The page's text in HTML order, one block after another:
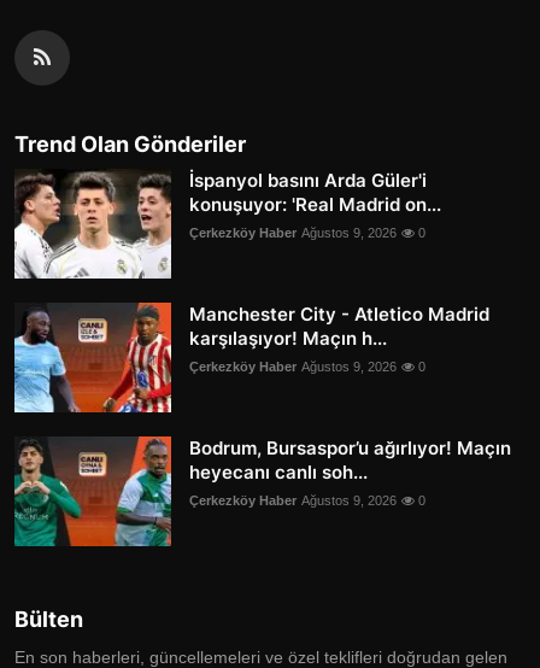
Trend Olan Gönderiler
İspanyol basını Arda Güler'i
konuşuyor: 'Real Madrid on...
Çerkezköy Haber Ağustos 9, 2026 0
Manchester City - Atletico Madrid
karşılaşıyor! Maçın h...
Çerkezköy Haber Ağustos 9, 2026 0
Bodrum, Bursaspor’u ağırlıyor! Maçın
heyecanı canlı soh...
Çerkezköy Haber Ağustos 9, 2026 0
Bülten
En son haberleri, güncellemeleri ve özel teklifleri doğrudan gelen